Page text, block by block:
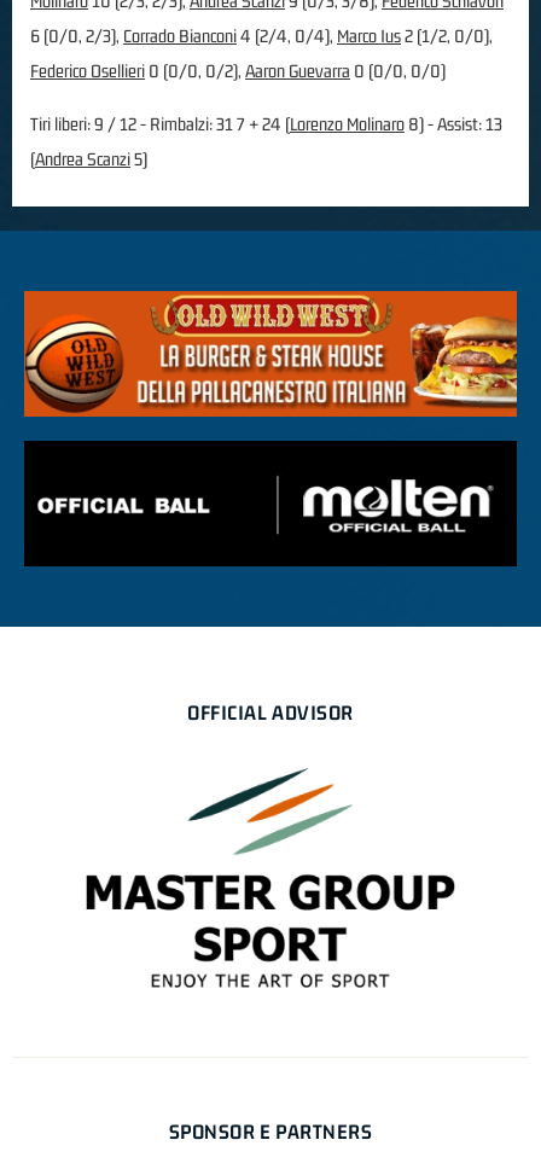
6 (0/0, 2/3), Corrado Bianconi4 (2/4, 0/4), Marco Ius2 (1/2, 0/0),
Federico Osellieri 0 (0/0, 0/2), Aaron Guevarra 0 (0/0, 0/0)
Tiri liberi: 9 / 12 - Rimbalzi: 31 7 + 24 (Lorenzo Molinaro 8) - Assist: 13
(Andrea Scanzi5)
OFFICIAL ADVISOR
SPONSOR E PARTNERS